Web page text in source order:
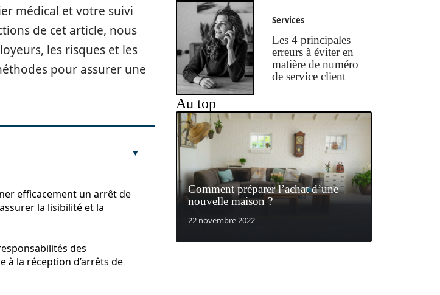
médical et votre suivi
de cet article, nous
les risques et les
pour assurer une
efficacement un arrêt de
la lisibilité et la
des
à la réception d’arrêts de
Services
Les 4 principales
erreurs à éviter en
matière de numéro
de service client
Au top
Comment préparer l’achat d’une
nouvelle maison ?
22 novembre 2022